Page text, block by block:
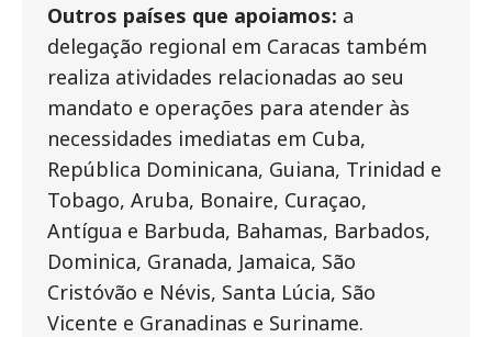
Outros países que apoiamos: a
delegação regional em Caracas também
realiza atividades relacionadas ao seu
mandato e operações para atender às
necessidades imediatas em Cuba,
República Dominicana, Guiana, Trinidad e
Tobago, Aruba, Bonaire, Curaçao,
Antígua e Barbuda, Bahamas, Barbados,
Dominica, Granada, Jamaica, São
Cristóvão e Névis, Santa Lúcia, São
Vicente e Granadinas e Suriname.